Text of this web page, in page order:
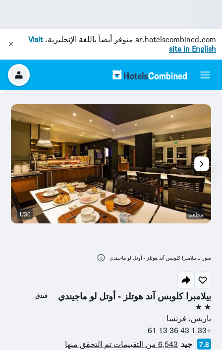
ar.hotelscombined.com متوفر أيضاً باللغة الإنجليزية.Visit
site in English
بيلامبرا كلوبس آند هوتلز - أوتل لو ماجيندي فندق
2 نجمتين
باريس، فرنسا
+33 1 43 36 13 61
7.8 جيد 6,543 من التقييمات تم التحقق منها
مطعم 1/30
صور لـ بيلامبرا كلوبس آند هوتلز - أوتل لو ماجيندي